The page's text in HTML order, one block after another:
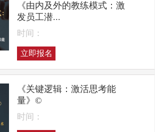
《由内及外的教练模式：激
发员工潜...
时间：
立即报名
《关键逻辑：激活思考能
量》©
时间：